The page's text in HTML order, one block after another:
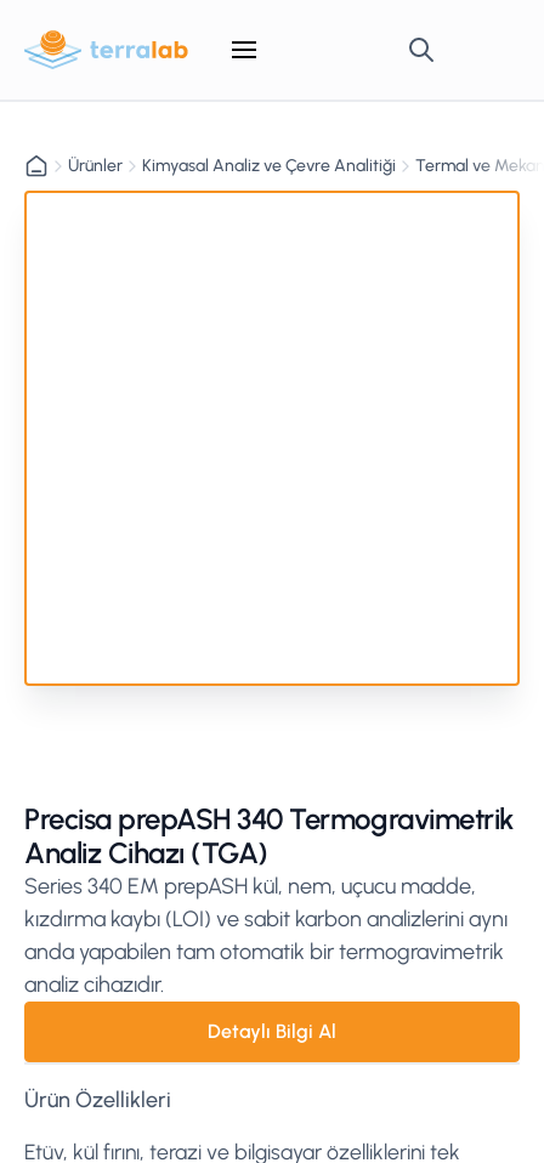
Ürünler Kimyasal Analiz ve Çevre Analitiği Termal ve
Precisa prepASH 340 Termogravimetrik
Analiz Cihazı (TGA)
Series 340 EM prepASH kül, nem, uçucu madde,
kızdırma kaybı (LOI) ve sabit karbon analizlerini aynı
anda yapabilen tam otomatik bir termogravimetrik
analiz cihazıdır.
Detaylı Bilgi Al
Ürün Özellikleri
Etüv, kül fırını, terazi ve bilgisayar özelliklerini tek